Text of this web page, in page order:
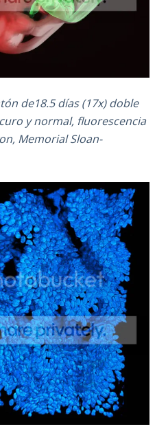
de18.5 días (17x) doble
y normal, fluorescencia
Memorial Sloan-